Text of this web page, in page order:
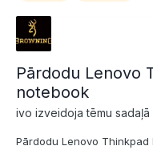
Pārdodu Lenovo
notebook
ivo izveidoja tēmu sadaļā
Pārdodu Lenovo Thinkpad